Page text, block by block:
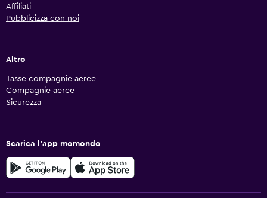
Affiliati
Pubblicizza con noi
Altro
Tasse compagnie aeree
Compagnie aeree
Sicurezza
Scarica l'app momondo